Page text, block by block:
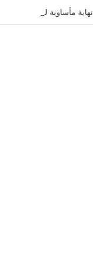
نهاية مأساوية لمحاولة غير